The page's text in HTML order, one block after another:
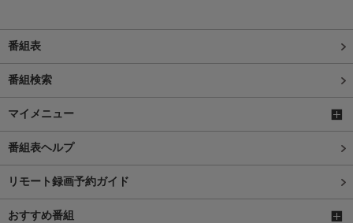
番組表
番組検索
マイメニュー
番組表ヘルプ
リモート録画予約ガイド
おすすめ番組